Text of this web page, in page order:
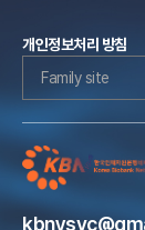
개인정보처리 방침
Family site